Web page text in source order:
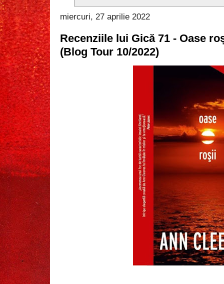
miercuri, 27 aprilie 2022
Recenziile lui Gică 71 - Oase
(Blog Tour 10/2022)